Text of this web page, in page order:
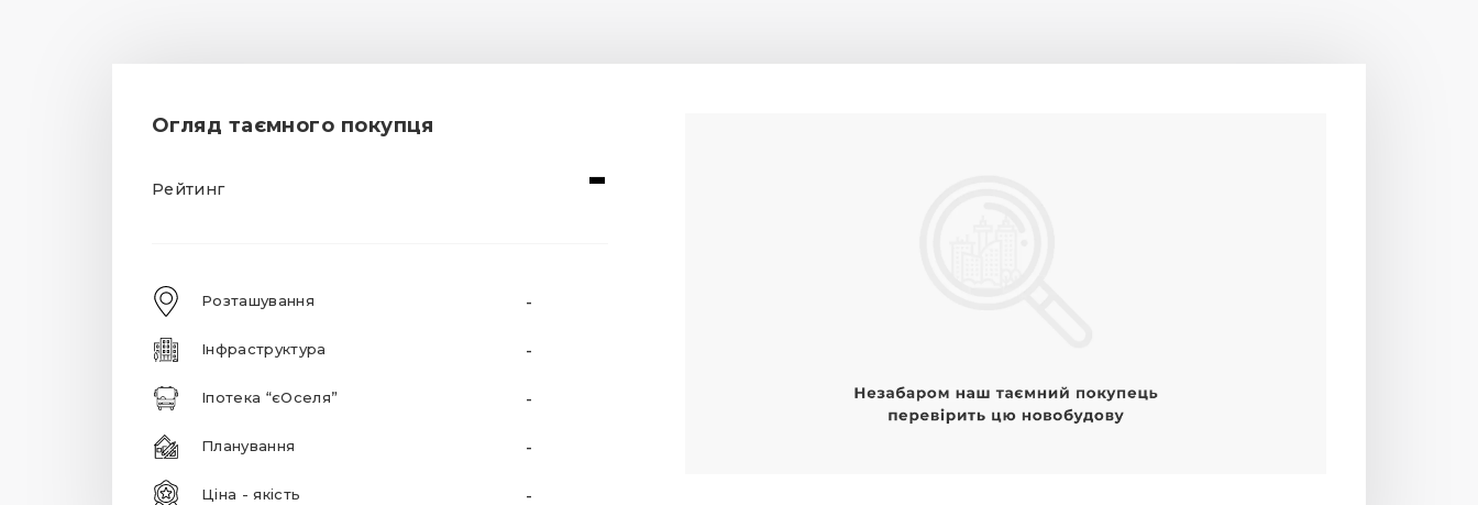
Огляд таємного покупця
Рейтинг -
Розташування -
Інфраструктура -
Іпотека “єОселя” -
Планування -
Ціна - якість -